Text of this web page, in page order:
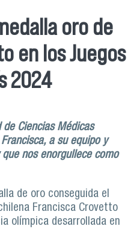
oro de
en los Juegos
2024
Ciencias Médicas
a su equipo y
nos enorgullece como
de oro conseguida el
Francisca Crovetto
olímpica desarrollada en